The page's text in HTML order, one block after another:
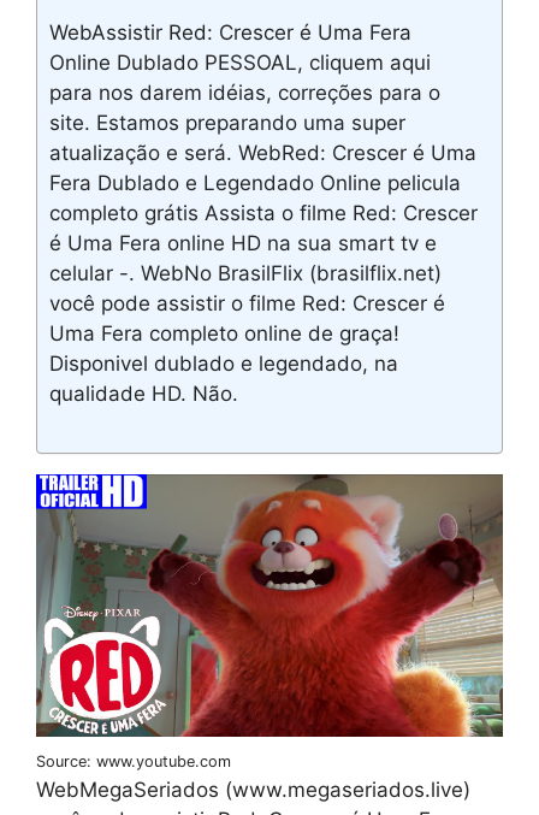
WebAssistir Red: Crescer é Uma Fera
Online Dublado PESSOAL, cliquem aqui
para nos darem idéias, correções para o
site. Estamos preparando uma super
atualização e será. WebRed: Crescer é Uma
Fera Dublado e Legendado Online pelicula
completo grátis Assista o filme Red: Crescer
é Uma Fera online HD na sua smart tv e
celular -. WebNo BrasilFlix (brasilflix.net)
você pode assistir o filme Red: Crescer é
Uma Fera completo online de graça!
Disponivel dublado e legendado, na
qualidade HD. Não.
Source: www.youtube.com
WebMegaSeriados (www.megaseriados.live)